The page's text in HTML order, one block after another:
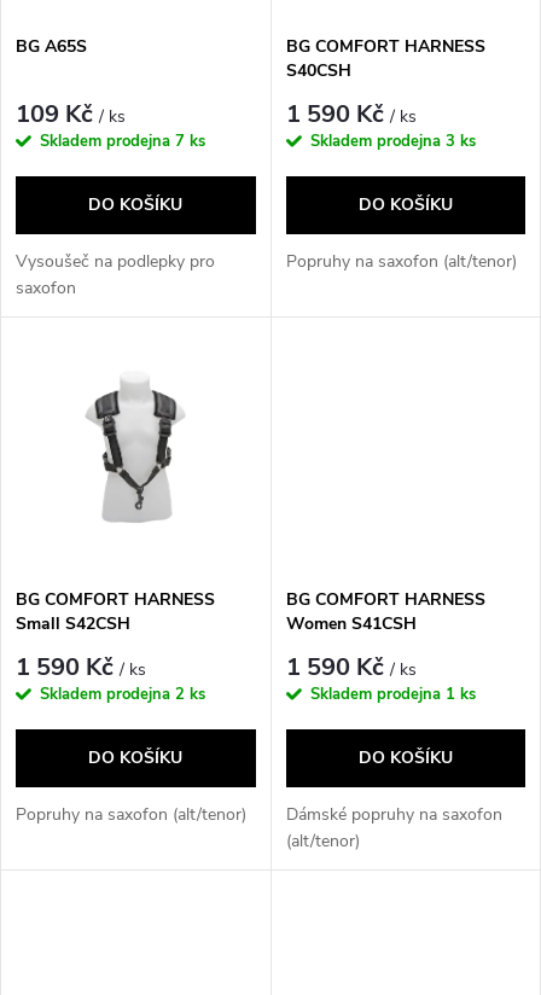
p
r
o
d
u
s
p
r
d
u
BG A65S
109 Kč/ ks
Skladem prodejna 7 ks
DO KOŠÍKU
Vysoušeč na podlepky pro
saxofon
BG COMFORT HARNESS
S40CSH
1 590 Kč/ ks
Skladem prodejna 3 ks
DO KOŠÍKU
Popruhy na saxofon (alt/tenor)
BG COMFORT HARNESS
Small S42CSH
1 590 Kč/ ks
Skladem prodejna 2 ks
DO KOŠÍKU
Popruhy na saxofon (alt/tenor)
BG COMFORT HARNESS
Women S41CSH
1 590 Kč/ ks
Skladem prodejna 1 ks
DO KOŠÍKU
Dámské popruhy na saxofon
(alt/tenor)